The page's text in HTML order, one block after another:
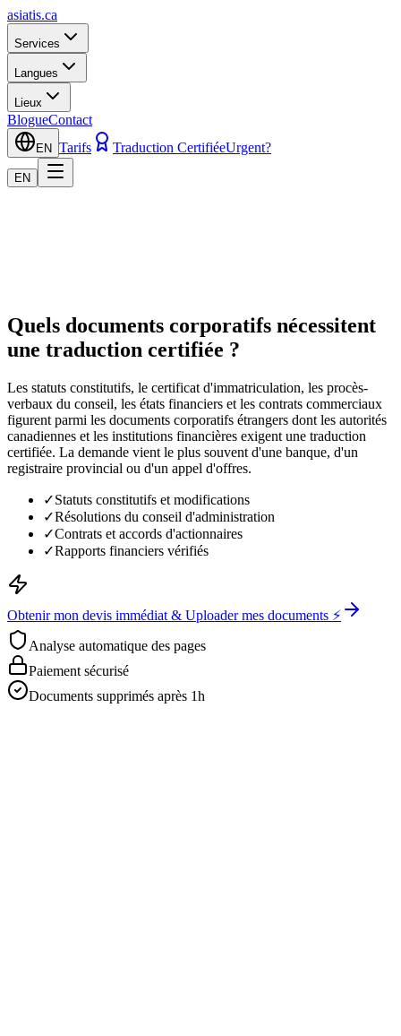
asiatis.ca
Services
Langues
Lieux
BlogueContact
EN Tarifs Traduction CertifiéeUrgent?
EN
Quels documents corporatifs nécessitent
une traduction certifiée ?
Les statuts constitutifs, le certificat d'immatriculation, les procès-
verbaux du conseil, les états financiers et les contrats commerciaux
figurent parmi les documents corporatifs étrangers dont les autorités
canadiennes et les institutions financières exigent une traduction
certifiée. La demande vient le plus souvent d'une banque, d'un
registraire provincial ou d'un appel d'offres.
✓Statuts constitutifs et modifications
✓Résolutions du conseil d'administration
✓Contrats et accords d'actionnaires
✓Rapports financiers vérifiés
Obtenir mon devis immédiat & Uploader mes documents ⚡
Analyse automatique des pages
Paiement sécurisé
Documents supprimés après 1h